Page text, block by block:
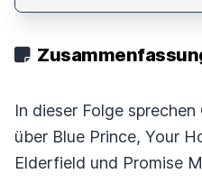
In dieser Folge
über Blue Prince, Your
Elderfield und Promise